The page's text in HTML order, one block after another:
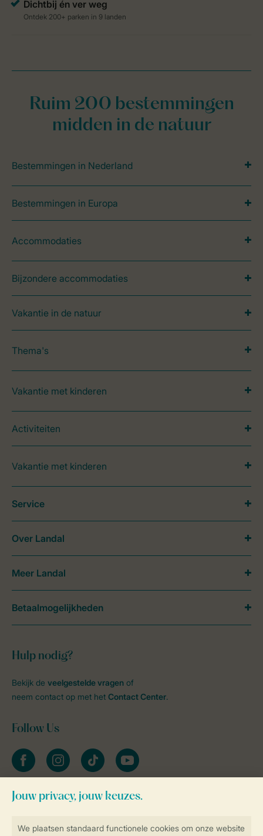
Ruim 200 bestemmingen
midden in de natuur
Bestemmingen in Nederland
Bestemmingen in Europa
Accommodaties
Bijzondere accommodaties
Vakantie in de natuur
Thema's
Vakantie met kinderen
Activiteiten
Vakantie met kinderen
Hulp nodig?
Bekijk de veelgestelde vragen of
neem contact op met het Contact Center.
Follow Us
facebookinstagramtiktok youtube
Blijf op de hoogte
Service
Over Landal
Meer Landal
Betaalmogelijkheden